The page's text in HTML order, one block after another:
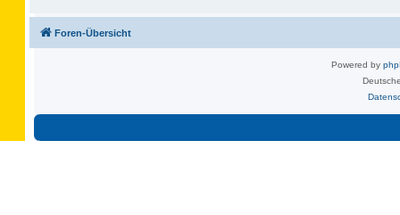
Foren-Übersicht
Powered by